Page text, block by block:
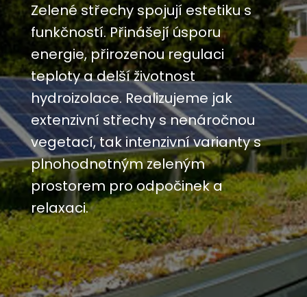
Zelené střechy spojují estetiku s
funkčností. Přinášejí úsporu
energie, přirozenou regulaci
teploty a delší životnost
hydroizolace. Realizujeme jak
extenzivní střechy s nenáročnou
vegetací, tak intenzivní varianty s
plnohodnotným zeleným
prostorem pro odpočinek a
relaxaci.